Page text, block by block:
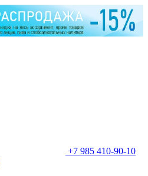
+7 985 410-90-10